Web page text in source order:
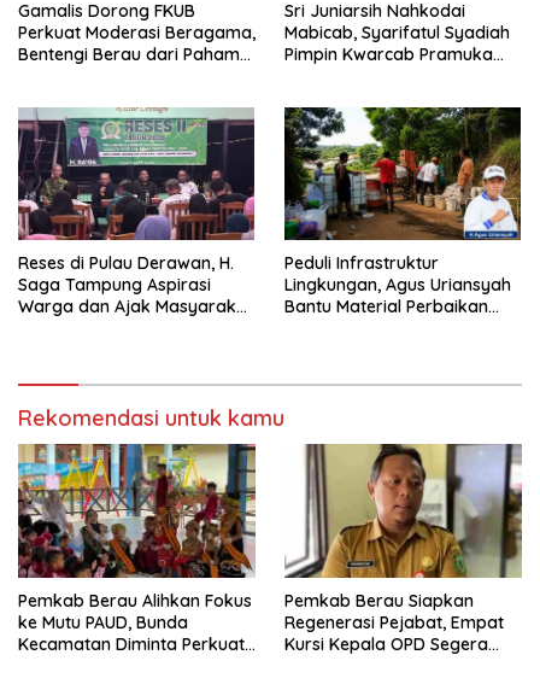
Gamalis Dorong FKUB
Perkuat Moderasi Beragama,
Bentengi Berau dari Paham
Sri Juniarsih Nahkodai
Mabicab, Syarifatul Syadiah
Pimpin Kwarcab Pramuka
Reses di Pulau Derawan, H.
Saga Tampung Aspirasi
Warga dan Ajak Masyarakat
Peduli Infrastruktur
Lingkungan, Agus Uriansyah
Bantu Material Perbaikan
Rekomendasi untuk kamu
Pemkab Berau Alihkan Fokus
ke Mutu PAUD, Bunda
Kecamatan Diminta Perkuat
Pemkab Berau Siapkan
Regenerasi Pejabat, Empat
Kursi Kepala OPD Segera